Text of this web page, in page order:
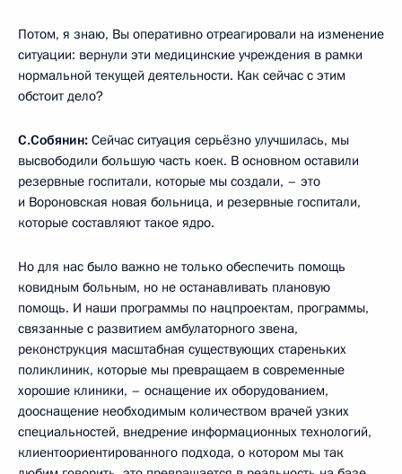
Потом, я знаю, Вы оперативно отреагировали на изменение
ситуации: вернули эти медицинские учреждения в рамки
нормальной текущей деятельности. Как сейчас с этим
обстоит дело?
С.Собянин: Сейчас ситуация серьёзно улучшилась, мы
высвободили большую часть коек. В основном оставили
резервные госпитали, которые мы создали, – это
и Вороновская новая больница, и резервные госпитали,
которые составляют такое ядро.
Но для нас было важно не только обеспечить помощь
ковидным больным, но не останавливать плановую
помощь. И наши программы по нацпроектам, программы,
связанные с развитием амбулаторного звена,
реконструкция масштабная существующих стареньких
поликлиник, которые мы превращаем в современные
хорошие клиники, – оснащение их оборудованием,
дооснащение необходимым количеством врачей узких
специальностей, внедрение информационных технологий,
клиентоориентированного подхода, о котором мы так